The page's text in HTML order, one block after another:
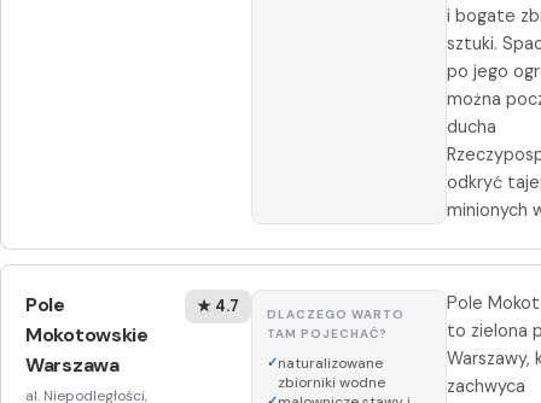
i bogate
sztuki.
po jego
można
ducha
odkryć
minionych
Pole
Mokotowskie
Warszawa
al. Niepodległości,
★ 4.7
DLACZEGO WARTO
TAM POJECHAĆ?
naturalizowane
zbiorniki wodne
Pole
to zielona
Warszawy,
zachwyca